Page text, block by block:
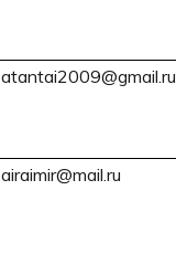
atantai2009@gmail.ru
airaimir@mail.ru